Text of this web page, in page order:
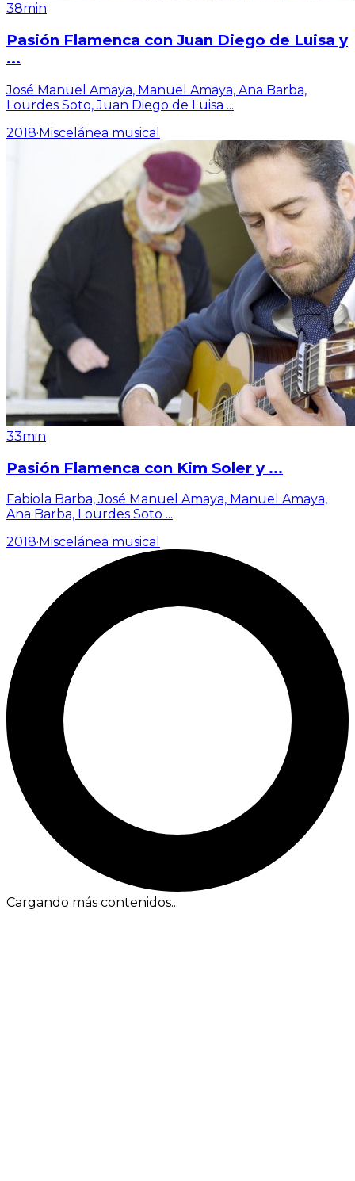
38min
Pasión Flamenca con Juan Diego de Luisa y
...
José Manuel Amaya, Manuel Amaya, Ana Barba,
Lourdes Soto, Juan Diego de Luisa ...
2018·Miscelánea musical
33min
Pasión Flamenca con Kim Soler y ...
Fabiola Barba, José Manuel Amaya, Manuel Amaya,
Ana Barba, Lourdes Soto ...
2018· Miscelánea musical
Cargando más contenidos...